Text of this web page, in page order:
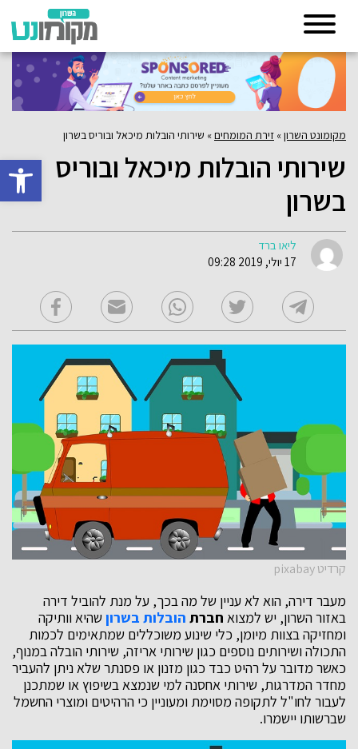
פתח
מקומונט השרון» זירת המומחים» שירותי הובלות מיכאל ובוריס בשרון
שירותי הובלות מיכאל ובוריס
בשרון
ליאו ברד
17 יולי, 2019 09:28
קרדיט pixabay
מעבר דירה, הוא לא עניין של מה בכך, על מנת להוביל דירה
באזור השרון, יש למצוא חברת הובלות בשרון שהיא וותיקה
ומחזיקה בצוות מיומן, כלי שינוע משוכללים שמתאימים לכמות
התכולה ושירותים נוספים כגון שירותי אריזה, שירותי הובלה במנוף,
כאשר מדובר על רהיט כבד כגון מזנון או פסנתר שלא ניתן להעביר
מחדר המדרגות, שירותי אחסנה למי שנמצא בשיפוץ או שמתכנן
לעבור לחו"ל לתקופה מסוימת ומעוניין כי הרהיטים ומוצרי החשמל
שברשותו יישמרו.